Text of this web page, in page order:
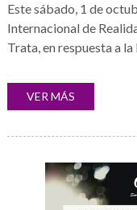
Este sábado, 1 de
Internacional de
Trata, en respuesta a
VER MÁS